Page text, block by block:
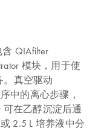
含 QIAfilter
模块，用于使
。真空驱动
中的离心步骤，
可在乙醇沉淀后通
2.5 L 培养液中分